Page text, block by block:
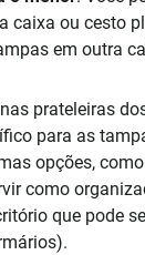
caixa ou cesto
em outra
prateleiras
para as
opções,
como
que pode